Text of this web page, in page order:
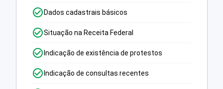
Dados cadastrais básicos
Situação na Receita Federal
Indicação de existência de protestos
Indicação de consultas recentes